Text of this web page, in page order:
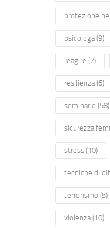
protezione
psicologa(9)
reagire (7)
resilienza(6)
seminario (58)
sicurezza
stress(10)
tecniche di
terrorismo (5)
violenza(10)